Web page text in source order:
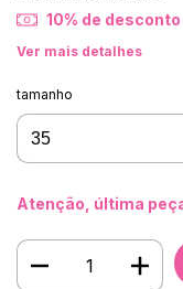
10% de desconto
Ver mais detalhes
tamanho
Atenção, última